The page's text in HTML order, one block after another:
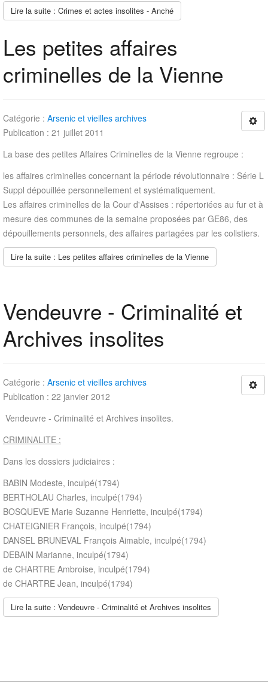
Lire la suite : Crimes et actes insolites - Anché
Les petites affaires
criminelles de la Vienne
Catégorie : Arsenic et vieilles archives
Publication : 21 juillet 2011
La base des petites Affaires Criminelles de la Vienne regroupe :
les affaires criminelles concernant la période révolutionnaire : Série L
Suppl dépouillée personnellement et systématiquement.
Les affaires criminelles de la Cour d'Assises : répertoriées au fur et à
mesure des communes de la semaine proposées par GE86, des
dépouillements personnels, des affaires partagées par les colistiers.
Lire la suite : Les petites affaires criminelles de la Vienne
Vendeuvre - Criminalité et
Archives insolites
Catégorie : Arsenic et vieilles archives
Publication : 22 janvier 2012
Vendeuvre - Criminalité et Archives insolites.
CRIMINALITE :
Dans les dossiers judiciaires :
BABIN Modeste, inculpé(1794)
BERTHOLAU Charles, inculpé(1794)
BOSQUEVE Marie Suzanne Henriette, inculpé(1794)
CHATEIGNIER François, inculpé(1794)
DANSEL BRUNEVAL François Aimable, inculpé(1794)
DEBAIN Marianne, inculpé(1794)
de CHARTRE Ambroise, inculpé(1794)
de CHARTRE Jean, inculpé(1794)
Lire la suite : Vendeuvre - Criminalité et Archives insolites